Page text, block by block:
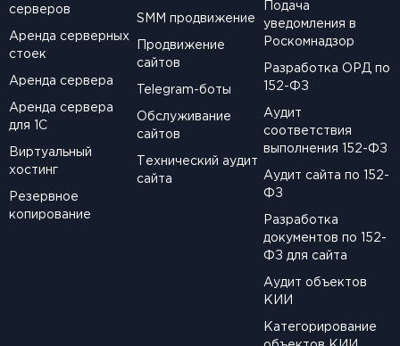
серверов
Аренда серверных
стоек
Аренда сервера
Аренда сервера
для 1С
Виртуальный
хостинг
Резервное
копирование
SМM продвижение
Продвижение
сайтов
Telegram-боты
Обслуживание
сайтов
Технический аудит
сайта
Подача
уведомления в
Роскомнадзор
Разработка ОРД по
152-ФЗ
Аудит
соответствия
выполнения 152-ФЗ
Аудит сайта по 152-
ФЗ
Разработка
документов по 152-
ФЗ для сайта
Аудит объектов
КИИ
Категорирование